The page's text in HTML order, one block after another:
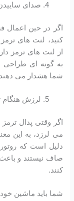
صدای ساییدن
اگر در حین اعمال
کنید، لنت های ترمز
از لنت های ترمز
به گونه ای طراحی
شما هشدار می دهند
لرزش هنگام
اگر وقتی پدال ترمز
می لرزد، به این
دلیل است که
صاف نیستند و باعث
کنند.
شما باید ماشین خود